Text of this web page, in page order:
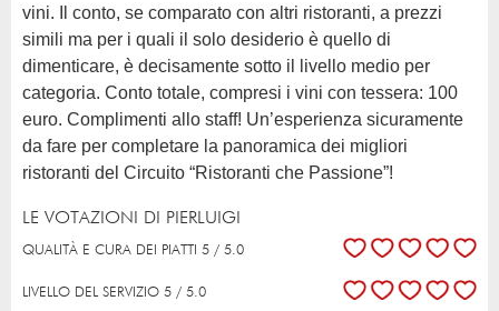
vini. Il conto, se comparato con altri ristoranti, a prezzi
simili ma per i quali il solo desiderio è quello di
dimenticare, è decisamente sotto il livello medio per
categoria. Conto totale, compresi i vini con tessera: 100
euro. Complimenti allo staff! Un’esperienza sicuramente
da fare per completare la panoramica dei migliori
ristoranti del Circuito “Ristoranti che Passione”!
LE VOTAZIONI DI PIERLUIGI
QUALITÀ E CURA DEI PIATTI 5 / 5.0
LIVELLO DEL SERVIZIO 5 / 5.0